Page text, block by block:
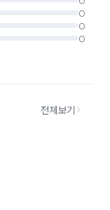
하며, 개별 포장시에
도입고시 택배비 추가
도 반품시에는 합포
의 불량이 아닌 부분
배비 차감 후 환불 진
배비는 본사에서 부